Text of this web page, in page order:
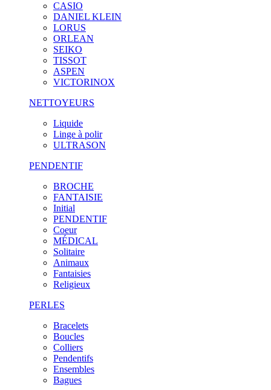
CASIO
DANIEL KLEIN
LORUS
ORLEAN
SEIKO
TISSOT
ASPEN
VICTORINOX
NETTOYEURS
Liquide
Linge à polir
ULTRASON
PENDENTIF
BROCHE
FANTAISIE
Initial
PENDENTIF
Coeur
MÉDICAL
Solitaire
Animaux
Fantaisies
Religieux
PERLES
Bracelets
Boucles
Colliers
Pendentifs
Ensembles
Bagues